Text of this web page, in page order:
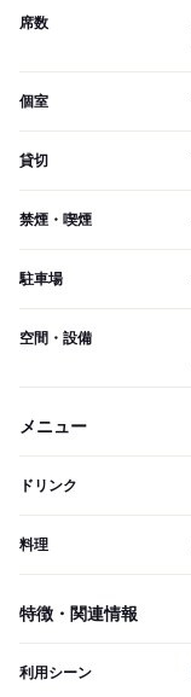
席数
個室
貸切
禁煙・喫煙
駐車場
空間・設備
メニュー
ドリンク
料理
特徴・関連情報
利用シーン